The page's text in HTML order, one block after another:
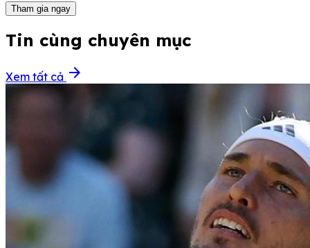
Tham gia ngay
Tin cùng chuyên mục
Xem tất cả arrow_forward